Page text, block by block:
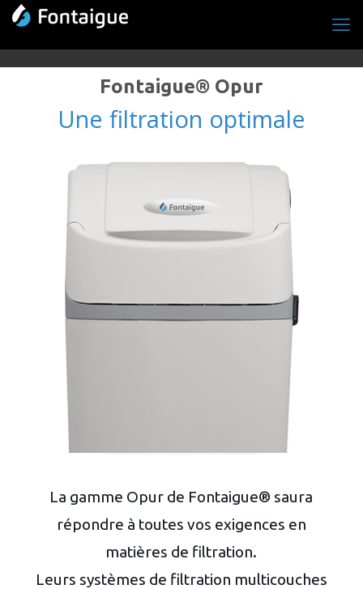
Fontaigue® Opur
Une filtration optimale
La gamme Opur de Fontaigue® saura
répondre à toutes vos exigences en
matières de filtration.
Leurs systèmes de filtration multicouches